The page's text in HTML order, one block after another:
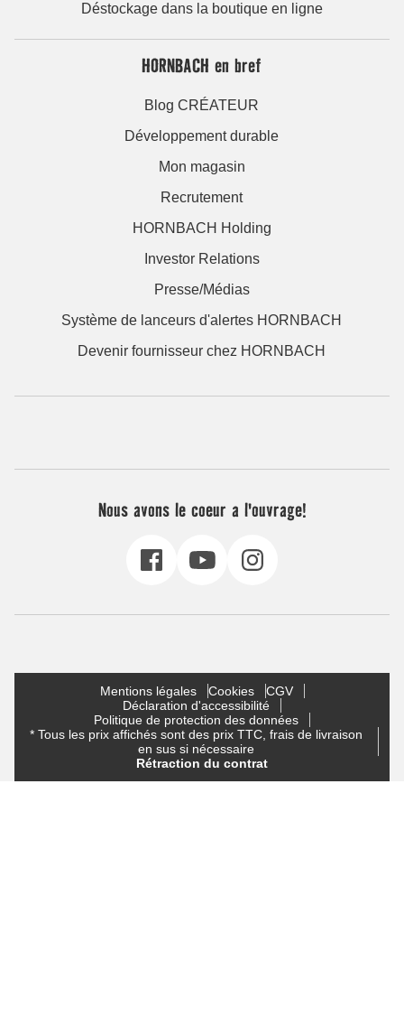
Déstockage dans la boutique en ligne
HORNBACH en bref
Blog CRÉATEUR
Développement durable
Mon magasin
Recrutement
HORNBACH Holding
Investor Relations
Presse/Médias
Système de lanceurs d'alertes HORNBACH
Devenir fournisseur chez HORNBACH
Nous avons le coeur a l'ouvrage!
Mentions légales Cookies
CGV
Déclaration d'accessibilité
Politique de protection des données
* Tous les prix affichés sont des prix TTC, frais de livraison
en sus si nécessaire
Rétraction du contrat